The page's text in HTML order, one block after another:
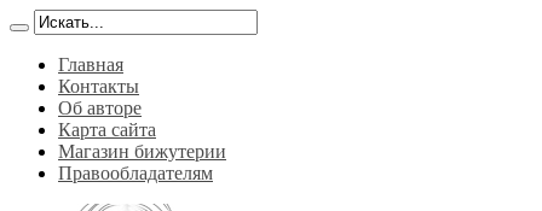
Главная
Контакты
Об авторе
Карта сайта
Магазин бижутерии
Правообладателям